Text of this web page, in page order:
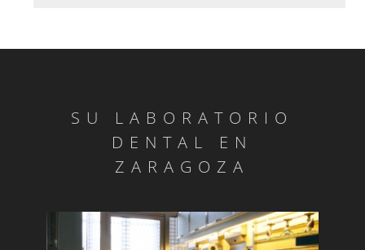
SU LABORATORIO
DENTAL EN
ZARAGOZA